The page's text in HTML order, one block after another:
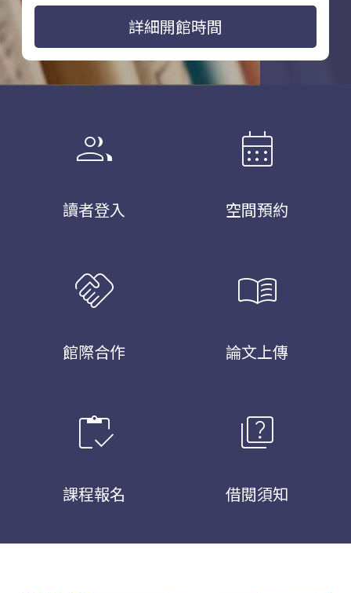
詳細開館時間
group
讀者登入
calendar_month
空間預約
handshake
館際合作
menu_book
論文上傳
inventory
課程報名
quiz
借閱須知